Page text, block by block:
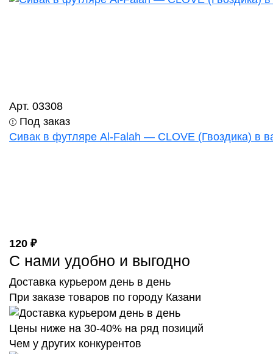
Арт. 03308
Под заказ
Сивак в футляре Al-Falah — CLOVE (Гвоздика) в
120 ₽
С нами удобно и выгодно
Доставка курьером день в день
При заказе товаров по городу Казани
Цены ниже на 30-40% на ряд позиций
Чем у других конкурентов